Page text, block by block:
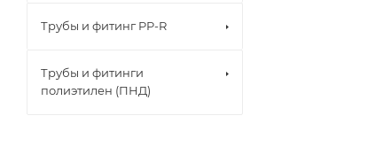
Трубы и фитинг PP-R
Трубы и фитинги
полиэтилен (ПНД)